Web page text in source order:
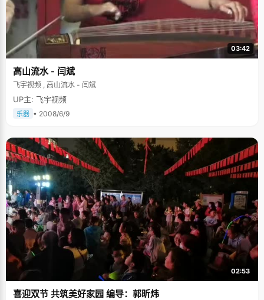
03:42
高山流水 - 闫斌
飞宇视频 , 高山流水 - 闫斌
UP主: 飞宇视频
乐器 • 2008/6/9
02:53
喜迎双节 共筑美好家园 编导：郭昕炜